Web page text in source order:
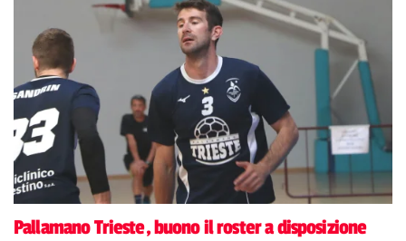
Pallamano Trieste, buono il roster a disposizione